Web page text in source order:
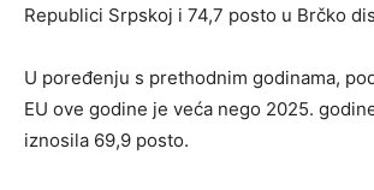
Republici Srpskoj i 74,7 posto u Brčko
U poređenju s prethodnim godinama,
EU ove godine je veća nego 2025.
iznosila 69,9 posto.